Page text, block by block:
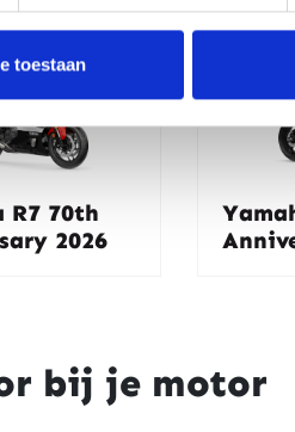
toestaan
R7 70th
2026
bij je motor